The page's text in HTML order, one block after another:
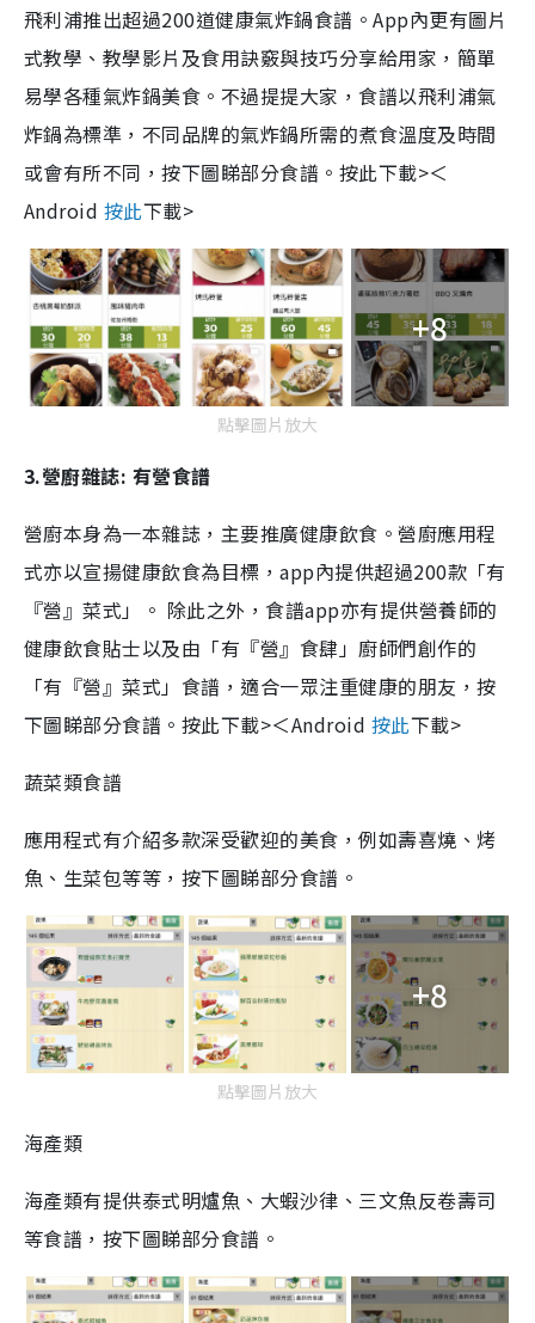
飛利浦推出超過200道健康氣炸鍋食譜。App內更有圖片
式教學、教學影片及食用訣竅與技巧分享給用家，簡單
易學各種氣炸鍋美食。不過提提大家，食譜以飛利浦氣
炸鍋為標準，不同品牌的氣炸鍋所需的煮食溫度及時間
或會有所不同，按下圖睇部分食譜。 按此下載>＜
Android 按此下載>
+8
點擊圖片放大
3.營廚雜誌: 有營食譜
營廚本身為一本雜誌，主要推廣健康飲食。營廚應用程
式亦以宣揚健康飲食為目標，app內提供超過200款「有
『營』菜式」。 除此之外，食譜app亦有提供營養師的
健康飲食貼士以及由「有『營』食肆」廚師們創作的
「有『營』菜式」食譜，適合一眾注重健康的朋友，按
下圖睇部分食譜。 按此下載>＜Android 按此下載>
蔬菜類食譜
應用程式有介紹多款深受歡迎的美食，例如壽喜燒、烤
魚、生菜包等等，按下圖睇部分食譜。
+8
點擊圖片放大
海產類
海產類有提供泰式明爐魚、大蝦沙律、三文魚反卷壽司
等食譜，按下圖睇部分食譜。